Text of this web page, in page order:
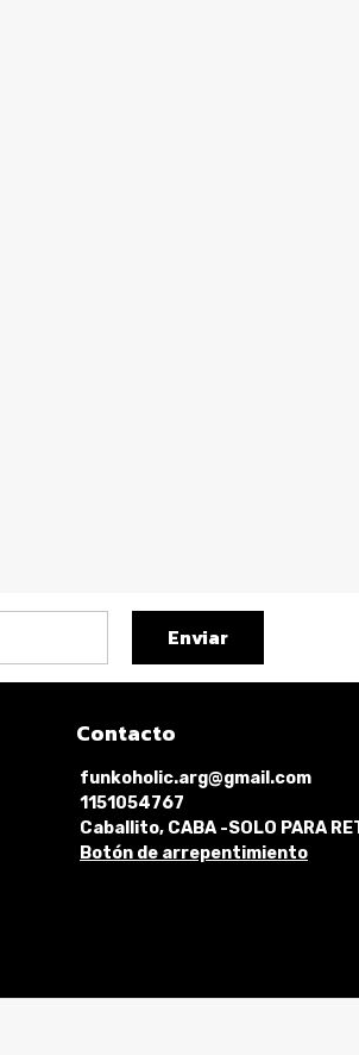
Enviar
Contacto
funkoholic.arg@gmail.com
1151054767
Caballito, CABA -SOLO PARA
Botón de arrepentimiento